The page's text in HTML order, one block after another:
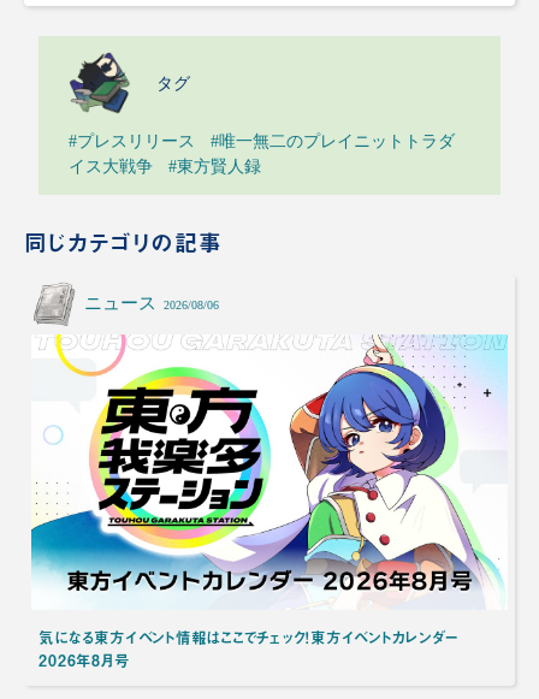
タグ
#プレスリリース
#唯一無二のプレイニットトラダ
イス大戦争
#東方賢人録
同じカテゴリの記事
ニュース 2026/08/06
気になる東方イベント情報はここでチェック！東方イベントカレンダー
2026年8月号